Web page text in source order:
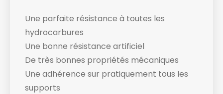
Une parfaite résistance à toutes les
hydrocarbures
Une bonne résistance artificiel
De très bonnes propriétés mécaniques
Une adhérence sur pratiquement tous les
supports